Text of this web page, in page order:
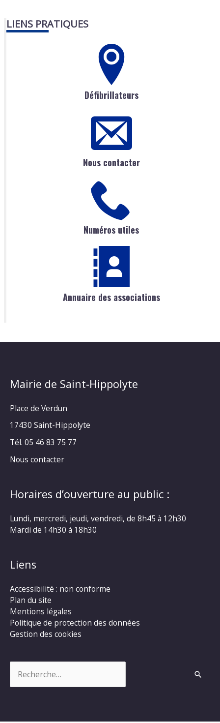
LIENS PRATIQUES
Défibrillateurs
Nous contacter
Numéros utiles
Annuaire des associations
Mairie de Saint-Hippolyte
Place de Verdun
17430 Saint-Hippolyte
Tél. 05 46 83 75 77
Nous contacter
Horaires d’ouverture au public :
Lundi, mercredi, jeudi, vendredi, de 8h45 à 12h30
Mardi de 14h30 à 18h30
Liens
Accessibilité : non conforme
Plan du site
Mentions légales
Politique de protection des données
Gestion des cookies